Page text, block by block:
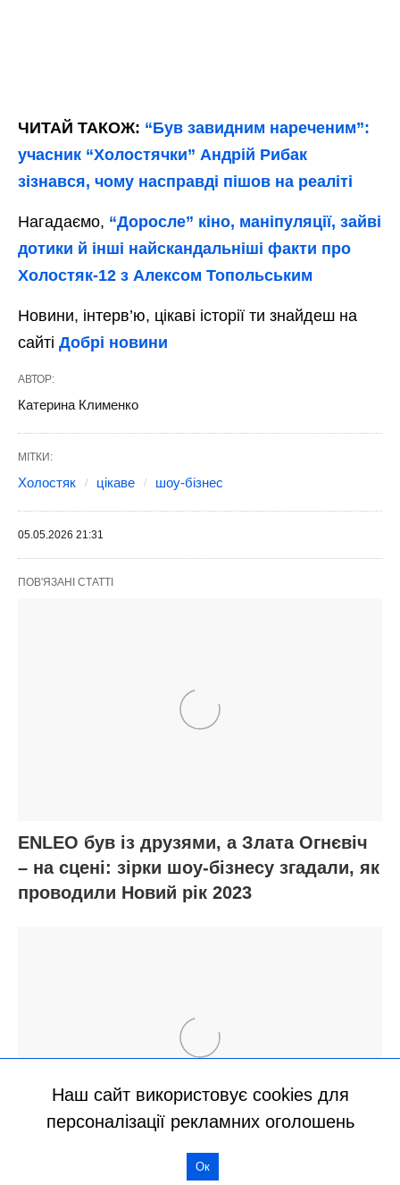
Наш сайт використовує cookies для
персоналізації рекламних оголошень
Ок